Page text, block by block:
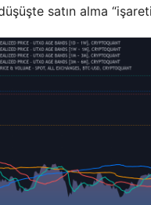
satın alma